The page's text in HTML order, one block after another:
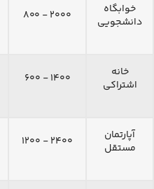
خوابگاه
دانشجویی
۲۰۰۰ - ۸۰۰
خانه
اشتراکی
۱۴۰۰ - ۶۰۰
آپارتمان
مستقل
۲۴۰۰ - ۱۲۰۰